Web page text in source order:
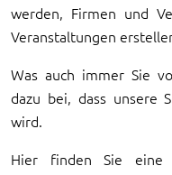
werden, Firmen und
Veranstaltungen
Was auch immer Sie
dazu bei, dass unsere
wird.
Hier finden Sie